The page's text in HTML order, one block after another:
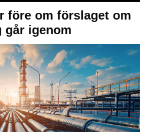
före om förslaget om
går igenom